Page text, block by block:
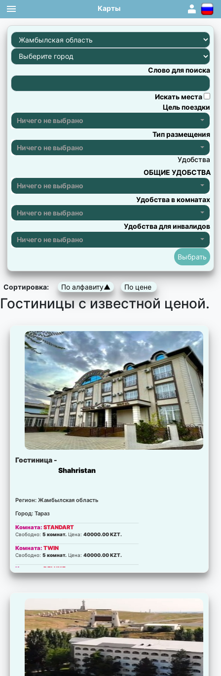
Карты 1
Слово для поиска
Искать места
Цель поездки
Ничего не выбрано
Тип размещения
Ничего не выбрано
Удобства
ОБЩИЕ УДОБСТВА
Ничего не выбрано
Удобства в комнатах
Ничего не выбрано
Удобства для инвалидов
Ничего не выбрано
Сортировка: По алфавиту▲ По цене
Гостиницы с известной ценой.
Гостиница -
Shahristan
Регион: Жамбылская область
Город: Тараз
Комната:STANDART
Свободно:5 комнат. Цена:40000.00 KZT.
Комната:TWIN
Свободно:5 комнат. Цена:40000.00 KZT.
Комната:DELUXE
Свободно:5 комнат.Цена:46400.00 KZT.
×
×
×
×
×
×
×
×
×
×
×
×
×
×
×
×
×
×
×
×
×
×
×
×
×
×
×
×
×
×
×
×
×
×
×
×
×
×
×
×
×
×